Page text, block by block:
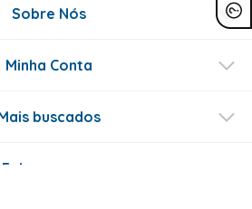
Sobre Nós
Minha Conta
buscados
Fale conosco